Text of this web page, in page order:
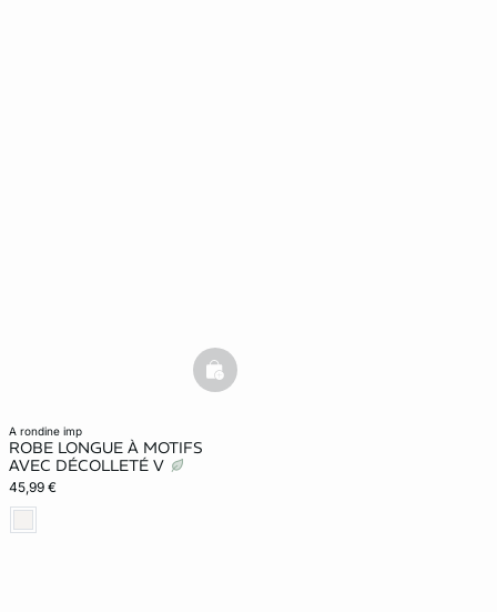
a rondine imp
ROBE LONGUE À MOTIFS
AVEC DÉCOLLETÉ V
45,99 €
basketfull